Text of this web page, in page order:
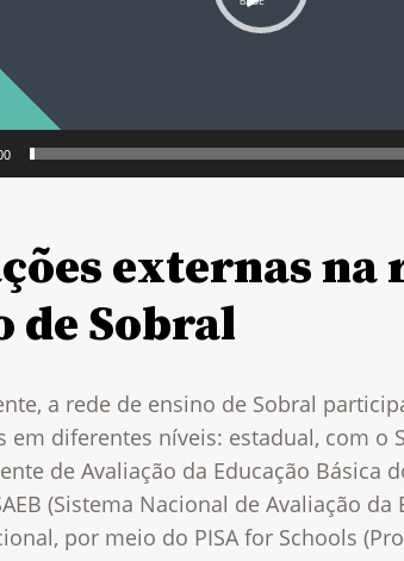
externas na
de Sobral
a rede de ensino de Sobral
em diferentes níveis: estadual, com o
de Avaliação da Educação Básica
(Sistema Nacional de Avaliação da
por meio do PISA for Schools